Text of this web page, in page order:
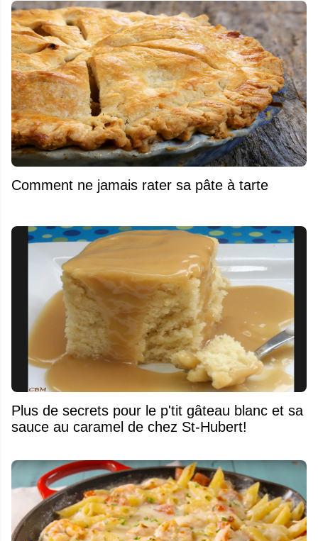
Comment ne jamais rater sa pâte à tarte
Plus de secrets pour le p'tit gâteau blanc et sa
sauce au caramel de chez St-Hubert!